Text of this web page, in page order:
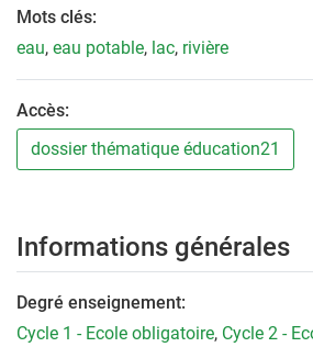
Mots clés:
eau, eau potable, lac, rivière
Accès:
dossier thématique éducation21
Informations générales
Degré enseignement:
Cycle 1 - Ecole obligatoire, Cycle 2 -